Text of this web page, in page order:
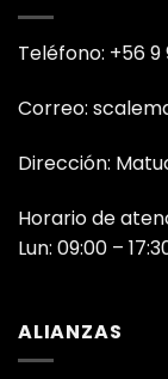
Teléfono: +56
Correo:
Dirección:
Horario de
Lun: 09:00 –
ALIANZAS